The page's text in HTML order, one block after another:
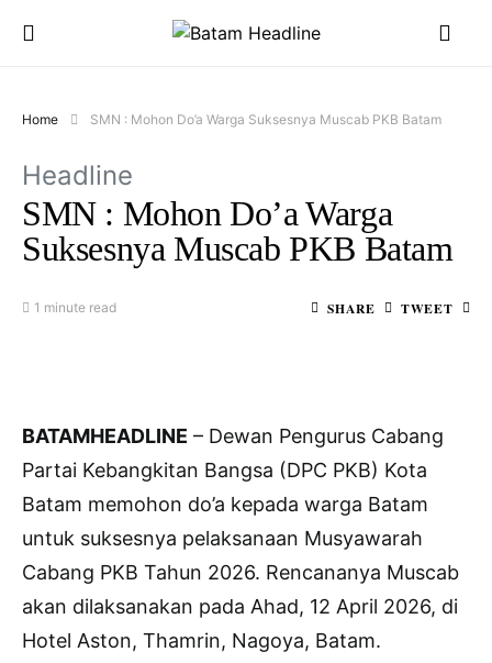
Home SMN : Mohon Do’a Warga Suksesnya Muscab PKB Batam
Headline
SMN : Mohon Do’a Warga
Suksesnya Muscab PKB Batam
1 minute read SHARE TWEET
BATAMHEADLINE – Dewan Pengurus Cabang
Partai Kebangkitan Bangsa (DPC PKB) Kota
Batam memohon do’a kepada warga Batam
untuk suksesnya pelaksanaan Musyawarah
Cabang PKB Tahun 2026. Rencananya Muscab
akan dilaksanakan pada Ahad, 12 April 2026, di
Hotel Aston, Thamrin, Nagoya, Batam.